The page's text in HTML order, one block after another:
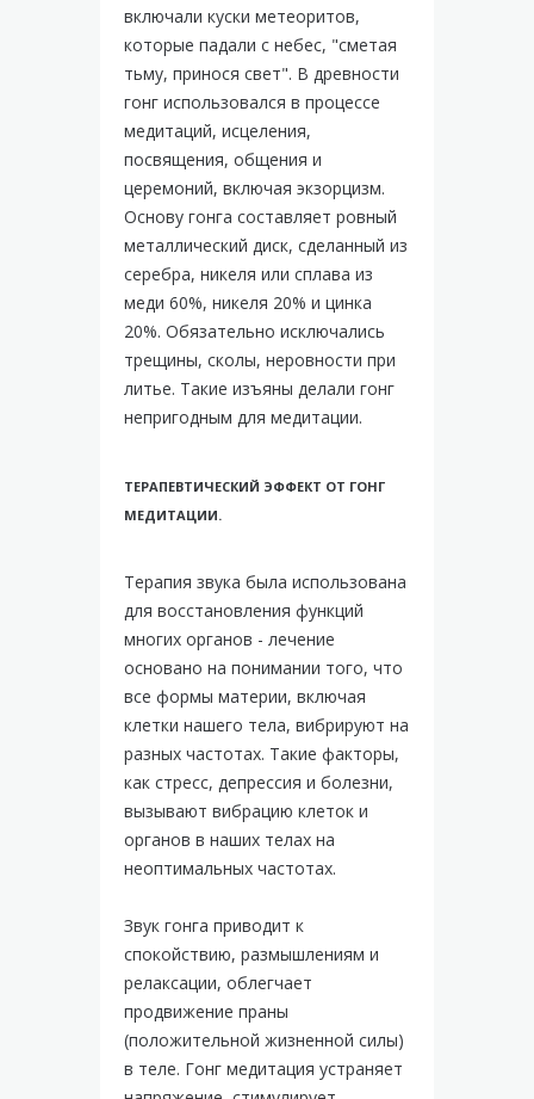
включали куски метеоритов,
которые падали с небес, "сметая
тьму, принося свет". В древности
гонг использовался в процессе
медитаций, исцеления,
посвящения, общения и
церемоний, включая экзорцизм.
Основу гонга составляет ровный
металлический диск, сделанный из
серебра, никеля или сплава из
меди 60%, никеля 20% и цинка
20%. Обязательно исключались
трещины, сколы, неровности при
литье. Такие изъяны делали гонг
непригодным для медитации.
ТЕРАПЕВТИЧЕСКИЙ ЭФФЕКТ ОТ ГОНГ
МЕДИТАЦИИ.
Терапия звука была использована
для восстановления функций
многих органов - лечение
основано на понимании того, что
все формы материи, включая
клетки нашего тела, вибрируют на
разных частотах. Такие факторы,
как стресс, депрессия и болезни,
вызывают вибрацию клеток и
органов в наших телах на
неоптимальных частотах.
Звук гонга приводит к
спокойствию, размышлениям и
релаксации, облегчает
продвижение праны
(положительной жизненной силы)
в теле. Гонг медитация устраняет